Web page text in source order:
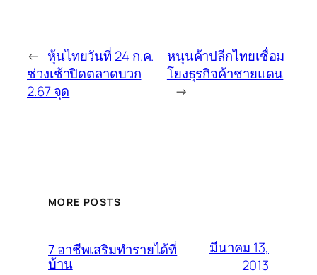
← หุ้นไทยวันที่ 24 ก.ค.
ช่วงเช้าปิดตลาดบวก
2.67 จุด
หนุนค้าปลีกไทยเชื่อม
โยงธุรกิจค้าชายแดน
→
MORE POSTS
7 อาชีพเสริมทำรายได้ที่
บ้าน
มีนาคม 13,
2013